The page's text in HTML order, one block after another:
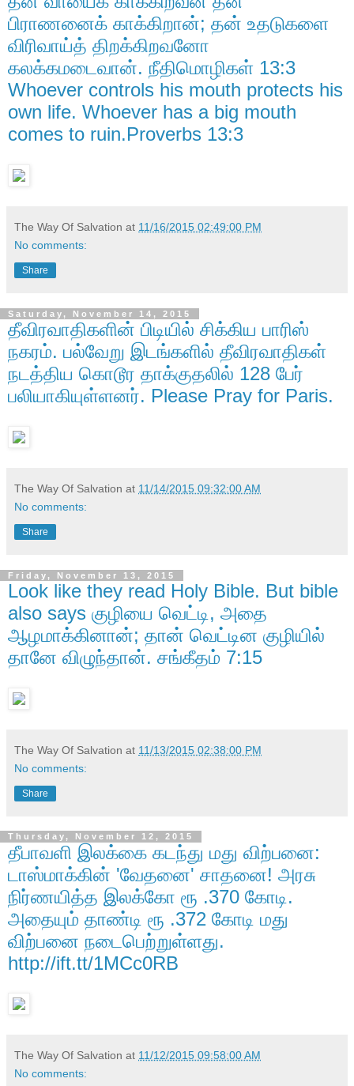
பிராணனைக் காக்கிறான்; தன் உதடுகளை
விரிவாய்த் திறக்கிறவனோ
கலக்கமடைவான். நீதிமொழிகள் 13:3
Whoever controls his mouth protects his
own life. Whoever has a big mouth
comes to ruin.Proverbs 13:3
The Way Of Salvation at 11/16/2015 02:49:00 PM
No comments:
Share
Saturday, November 14, 2015
தீவிரவாதிகளின் பிடியில் சிக்கிய பாரிஸ்
நகரம். பல்வேறு இடங்களில் தீவிரவாதிகள்
நடத்திய கொடூர தாக்குதலில் 128 பேர்
பலியாகியுள்ளனர். Please Pray for Paris.
The Way Of Salvation at 11/14/2015 09:32:00 AM
No comments:
Share
Friday, November 13, 2015
Look like they read Holy Bible. But bible
also says குழியை வெட்டி, அதை
ஆழமாக்கினான்; தான் வெட்டின குழியில்
தானே விழுந்தான். சங்கீதம் 7:15
The Way Of Salvation at 11/13/2015 02:38:00 PM
No comments:
Share
Thursday, November 12, 2015
தீபாவளி இலக்கை கடந்து மது விற்பனை:
டாஸ்மாக்கின் 'வேதனை' சாதனை! அரசு
நிர்ணயித்த இலக்கோ ரூ .370 கோடி.
அதையும் தாண்டி ரூ .372 கோடி மது
விற்பனை நடைபெற்றுள்ளது.
http://ift.tt/1MCc0RB
The Way Of Salvation at 11/12/2015 09:58:00 AM
No comments: